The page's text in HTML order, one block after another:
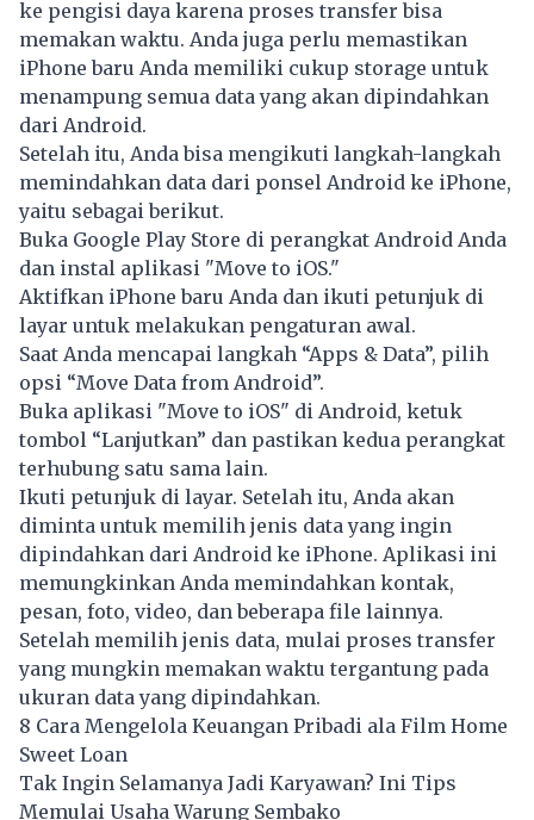
ke pengisi daya karena proses transfer bisa
memakan waktu. Anda juga perlu memastikan
iPhone baru Anda memiliki cukup storage untuk
menampung semua data yang akan dipindahkan
dari Android.
Setelah itu, Anda bisa mengikuti langkah-langkah
memindahkan data dari ponsel Android ke iPhone,
yaitu sebagai berikut.
Buka Google Play Store di perangkat Android Anda
dan instal aplikasi "Move to iOS."
Aktifkan iPhone baru Anda dan ikuti petunjuk di
layar untuk melakukan pengaturan awal.
Saat Anda mencapai langkah “Apps & Data”, pilih
opsi “Move Data from Android”.
Buka aplikasi "Move to iOS" di Android, ketuk
tombol “Lanjutkan” dan pastikan kedua perangkat
terhubung satu sama lain.
Ikuti petunjuk di layar. Setelah itu, Anda akan
diminta untuk memilih jenis data yang ingin
dipindahkan dari Android ke iPhone. Aplikasi ini
memungkinkan Anda memindahkan kontak,
pesan, foto, video, dan beberapa file lainnya.
Setelah memilih jenis data, mulai proses transfer
yang mungkin memakan waktu tergantung pada
ukuran data yang dipindahkan.
8 Cara Mengelola Keuangan Pribadi ala Film Home
Sweet Loan
Tak Ingin Selamanya Jadi Karyawan? Ini Tips
Memulai Usaha Warung Sembako